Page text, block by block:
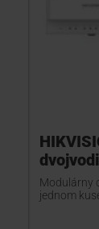
Modulárny
jednom